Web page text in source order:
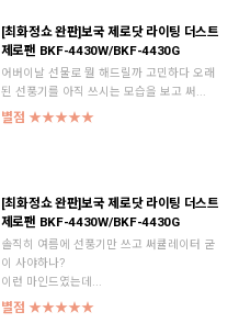
[최화정쇼 완판]보국 제로닷 라이팅 더스트
제로팬 BKF-4430W/BKF-4430G
어버이날 선물로 뭘 해드릴까 고민하다 오래
된 선풍기를 아직 쓰시는 모습을 보고 써...
별점 ★★★★★
[최화정쇼 완판]보국 제로닷 라이팅 더스트
제로팬 BKF-4430W/BKF-4430G
솔직히 여름에 선풍기만 쓰고 써큘레이터 굳
이 사야하나?
이런 마인드였는데...
별점 ★★★★★